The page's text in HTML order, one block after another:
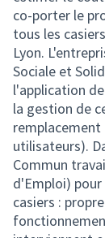
co-porter le
tous les
Lyon.
Sociale et
l'application
la gestion de
utilisateurs).
Commun
d'Emploi)
casiers :